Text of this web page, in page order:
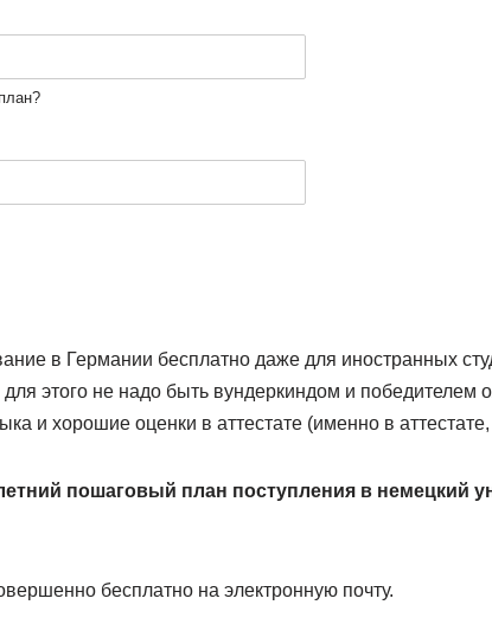
в Германии бесплатно даже для иностранных
этого не надо быть вундеркиндом и победителем
и хорошие оценки в аттестате (именно в
пошаговый план поступления в немецкий
бесплатно на электронную почту.